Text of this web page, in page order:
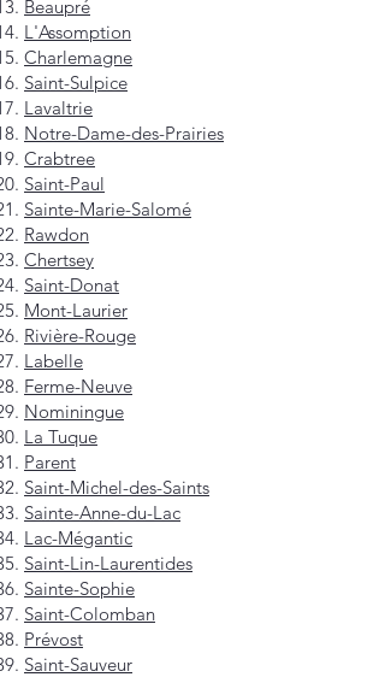
Beaupré
L'Assomption
Charlemagne
Saint-Sulpice
Lavaltrie
Notre-Dame-des-Prairies
Crabtree
Saint-Paul
Sainte-Marie-Salomé
Rawdon
Chertsey
Saint-Donat
Mont-Laurier
Rivière-Rouge
Labelle
Ferme-Neuve
Nominingue
La Tuque
Parent
Saint-Michel-des-Saints
Sainte-Anne-du-Lac
Lac-Mégantic
Saint-Lin-Laurentides
Sainte-Sophie
Saint-Colomban
Prévost
Saint-Sauveur